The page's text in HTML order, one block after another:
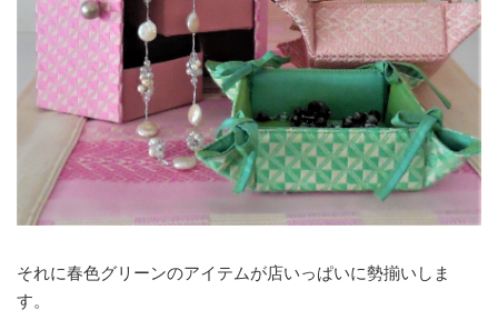
それに春色グリーンのアイテムが店いっぱいに勢揃いしま
す。